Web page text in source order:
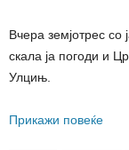
Вчера земјотрес со
скала ја погоди и
Улцињ.
Прикажи повеќе